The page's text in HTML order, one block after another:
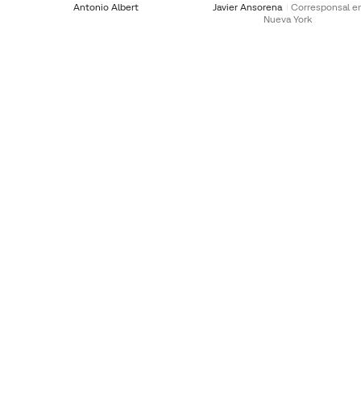
Antonio Albert Javier Ansorena
Corresponsal
Nueva York